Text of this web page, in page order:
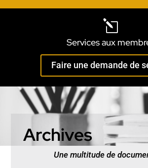
l
Services aux
Faire une demande de
Archives
Une multitude de